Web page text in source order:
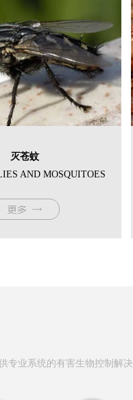
灭苍蚊
AND MOSQUITOES
专业系统的有害生物控制解